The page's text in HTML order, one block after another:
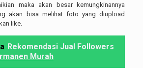
maka akan besar kemungkinannya
akan bisa melihat foto yang diupload
like.
Rekomendasi Jual Followers
Murah